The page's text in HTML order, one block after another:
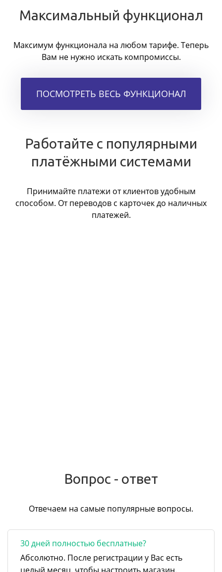
Максимальный функционал
Максимум функционала на любом тарифе. Теперь
Вам не нужно искать компромиссы.
ПОСМОТРЕТЬ ВЕСЬ ФУНКЦИОНАЛ
Работайте с популярными
платёжными системами
Принимайте платежи от клиентов удобным
способом. От переводов с карточек до наличных
платежей.
Вопрос - ответ
Отвечаем на самые популярные вопросы.
30 дней полностью бесплатные?
Абсолютно. После регистрации у Вас есть